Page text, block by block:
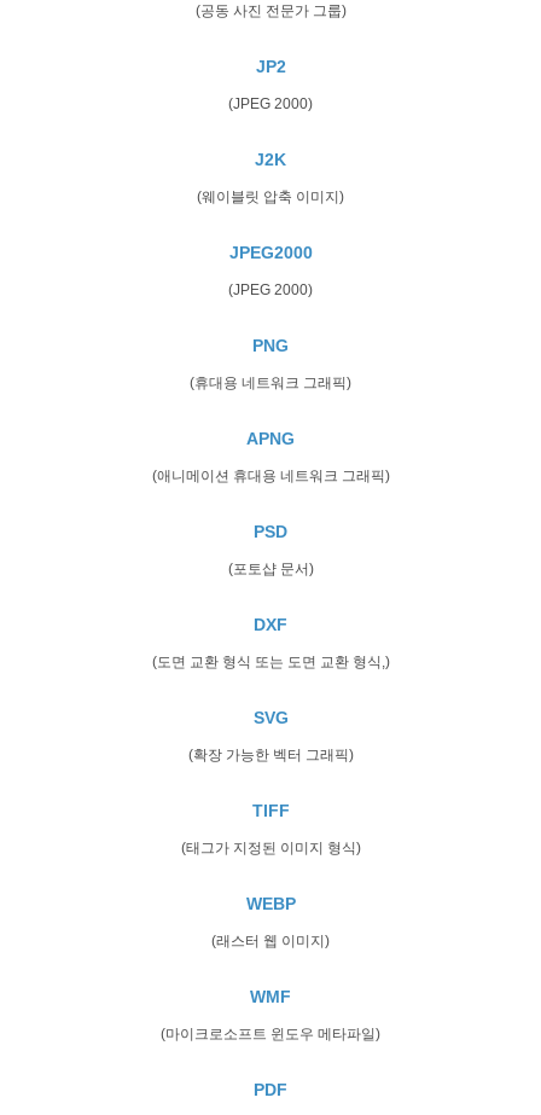
(공동 사진 전문가 그룹)
JP2
(JPEG 2000)
J2K
(웨이블릿 압축 이미지)
JPEG2000
(JPEG 2000)
PNG
(휴대용 네트워크 그래픽)
APNG
(애니메이션 휴대용 네트워크 그래픽)
PSD
(포토샵 문서)
DXF
(도면 교환 형식 또는 도면 교환 형식,)
SVG
(확장 가능한 벡터 그래픽)
TIFF
(태그가 지정된 이미지 형식)
WEBP
(래스터 웹 이미지)
WMF
(마이크로소프트 윈도우 메타파일)
PDF